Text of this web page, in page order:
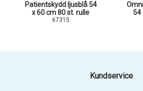
Patientskydd ljusblå 54
x 60 cm 80 st. rulle
67315
54
Kundservice